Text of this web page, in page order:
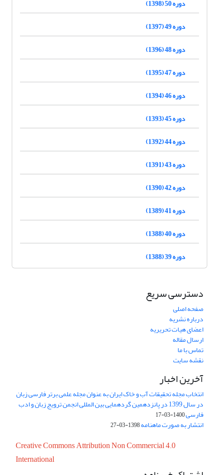
دوره 50 (1398)
دوره 49 (1397)
دوره 48 (1396)
دوره 47 (1395)
دوره 46 (1394)
دوره 45 (1393)
دوره 44 (1392)
دوره 43 (1391)
دوره 42 (1390)
دوره 41 (1389)
دوره 40 (1388)
دوره 39 (1388)
دسترسی سریع
صفحه اصلی
درباره نشریه
اعضای هیات تحریریه
ارسال مقاله
تماس با ما
نقشه سایت
آخرین اخبار
انتخاب مجله تحقیقات آب و خاک ایران به عنوان مجله علمی برتر فارسی زبان
در سال 1399 در پانزدهمین گردهمایی بین المللی انجمن ترویج زبان و ادب
فارسی1400-03-17
انتشار به صورت ماهنامه1398-03-27
Creative Commons Attribution Non Commercial 4.0
International